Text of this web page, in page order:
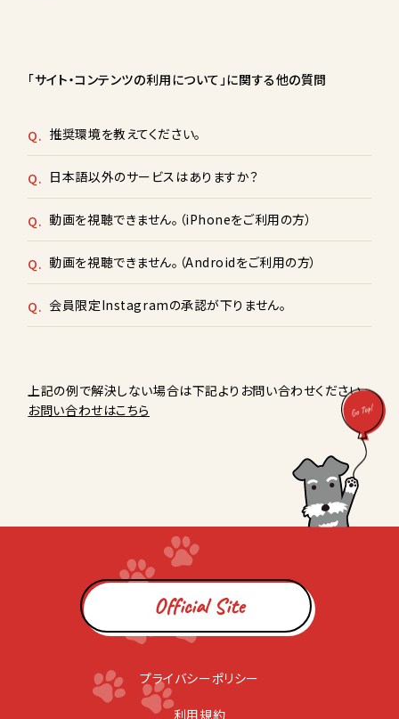
「サイト・コンテンツの利用について」に関する他の質問
Q. 推奨環境を教えてください。
Q. 日本語以外のサービスはありますか？
Q. 動画を視聴できません。（iPhoneをご利用の方）
Q. 動画を視聴できません。（Androidをご利用の方）
Q. 会員限定Instagramの承認が下りません。
上記の例で解決しない場合は下記よりお問い合わせください。
お問い合わせはこちら
Official Site
プライバシーポリシー
利用規約